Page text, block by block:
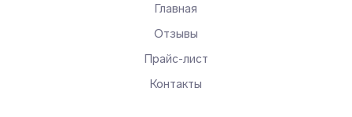
Главная
Отзывы
Прайс-лист
Контакты